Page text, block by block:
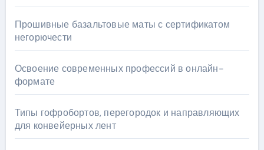
Прошивные базальтовые маты с сертификатом
негорючести
Освоение современных профессий в онлайн-
формате
Типы гофробортов, перегородок и направляющих
для конвейерных лент